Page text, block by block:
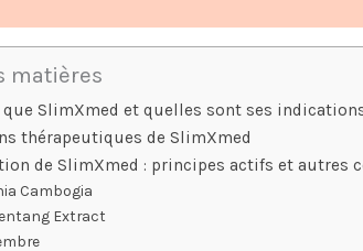
matières
que SlimXmed et quelles sont ses
thérapeutiques de SlimXmed
de SlimXmed : principes actifs et autres
Cambogia
Extract